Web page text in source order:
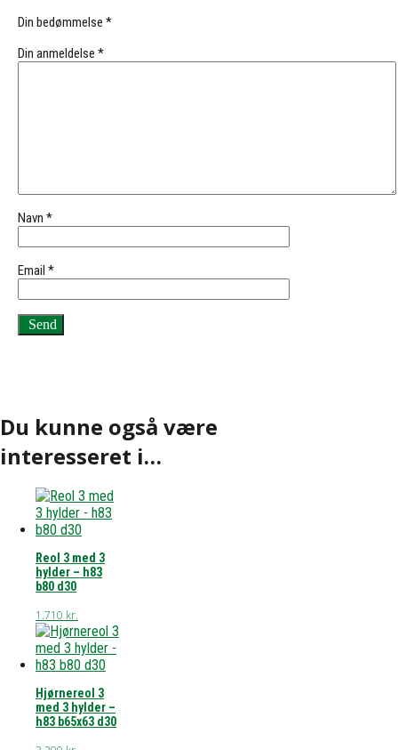
Din bedømmelse *
Din anmeldelse *
Navn *
Email *
Du kunne også være
interesseret i…
Reol 3 med 3
hylder – h83
b80 d30
1.710 kr.
Hjørnereol 3
med 3 hylder –
h83 b65x63 d30